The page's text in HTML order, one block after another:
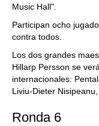
Music Hall".
Participan ocho
contra todos.
Los dos grandes
Hillarp Persson se
internacionales:
Liviu-Dieter
Ronda 6